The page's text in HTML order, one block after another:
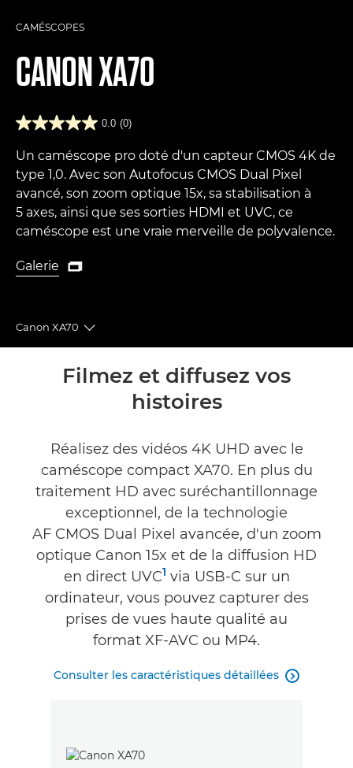
CAMÉSCOPES
CANONXA70
0.0 (0)
Un caméscope pro doté d'un capteur CMOS 4K de
type 1,0. Avec son Autofocus CMOS Dual Pixel
avancé, son zoom optique 15x, sa stabilisation à
5 axes, ainsi que ses sorties HDMI et UVC, ce
caméscope est une vraie merveille de polyvalence.
Galerie
Galerie

Canon XA70
Toggle breadcrumbs
Présentation
Commentaires
Assistance
Filmez et diffusez vos
histoires
Réalisez des vidéos 4K UHD avec le
caméscope compact XA70. En plus du
traitement HD avec suréchantillonnage
exceptionnel, de la technologie
AF CMOS Dual Pixel avancée, d'un zoom
optique Canon 15x et de la diffusion HD
en direct UVC1 via USB-C sur un
ordinateur, vous pouvez capturer des
prises de vues haute qualité au
format XF-AVC ou MP4.
Consulter les caractéristiques détaillées 